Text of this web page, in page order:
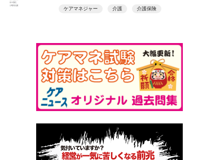
ケアマネジャー 介護 介護保険